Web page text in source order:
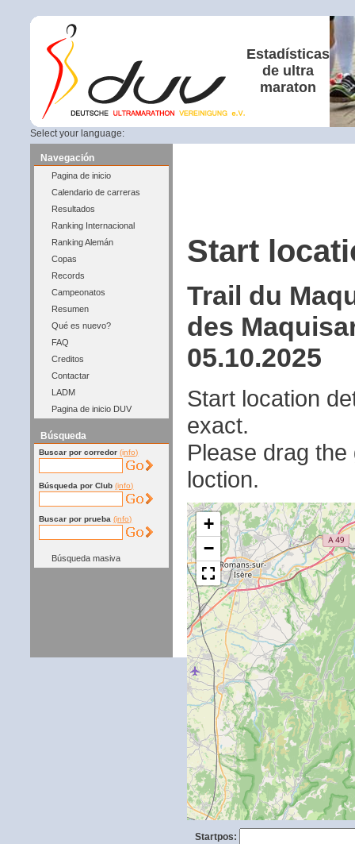
Estadísticas
de ultra
maraton
Select your language:
Navegación
Pagina de inicio
Calendario de carreras
Resultados
Ranking Internacional
Ranking Alemán
Copas
Records
Campeonatos
Resumen
Qué es nuevo?
FAQ
Creditos
Contactar
LADM
Pagina de inicio DUV
Búsqueda
Buscar por corredor (info)
Búsqueda por Club (info)
Buscar por prueba (info)
Búsqueda masiva
Start
Trail du
des
05.10.2025
Start location
exact.
Please drag
loction.
+
−
Startpos: